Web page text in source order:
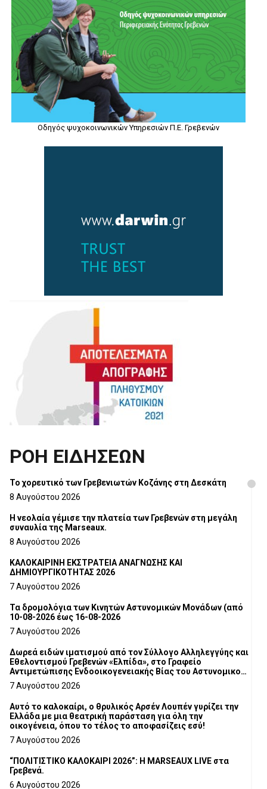
Οδηγός ψυχοκοινωνικών Υπηρεσιών Π.Ε. Γρεβενών
ΡΟΗ ΕΙΔΗΣΕΩΝ
Το χορευτικό των Γρεβενιωτών Κοζάνης στη Δεσκάτη
8 Αυγούστου 2026
Η νεολαία γέμισε την πλατεία των Γρεβενών στη μεγάλη
συναυλία της Marseaux.
8 Αυγούστου 2026
ΚΑΛΟΚΑΙΡΙΝΗ ΕΚΣΤΡΑΤΕΙΑ ΑΝΑΓΝΩΣΗΣ ΚΑΙ
ΔΗΜΙΟΥΡΓΙΚΟΤΗΤΑΣ 2026
7 Αυγούστου 2026
Τα δρομολόγια των Κινητών Αστυνομικών Μονάδων (από
10-08-2026 έως 16-08-2026
7 Αυγούστου 2026
Δωρεά ειδών ιματισμού από τον Σύλλογο Αλληλεγγύης και
Εθελοντισμού Γρεβενών «Ελπίδα», στο Γραφείο
Αντιμετώπισης Ενδοοικογενειακής Βίας του Αστυνομικού
Τμήματος Γρεβενών
7 Αυγούστου 2026
Αυτό το καλοκαίρι, ο θρυλικός Αρσέν Λουπέν γυρίζει την
Ελλάδα με μια θεατρική παράσταση για όλη την
οικογένεια, όπου το τέλος το αποφασίζεις εσύ!
7 Αυγούστου 2026
“ΠΟΛΙΤΙΣΤΙΚΟ ΚΑΛΟΚΑΙΡΙ 2026”: Η MARSEAUX LIVE στα
Γρεβενά.
6 Αυγούστου 2026